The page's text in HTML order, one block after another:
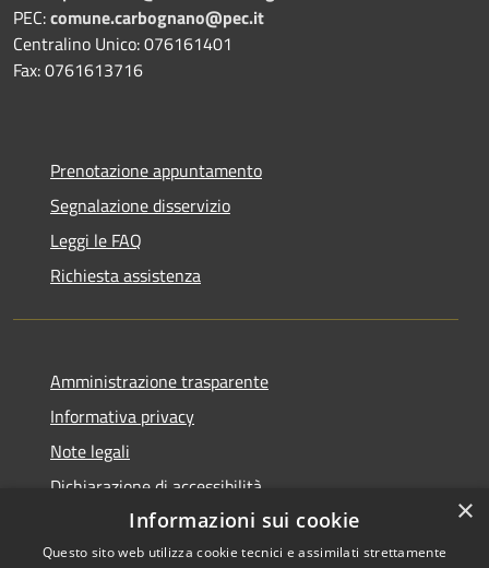
PEC:comune.carbognano@pec.it
Centralino Unico: 076161401
Fax: 0761613716
Prenotazione appuntamento
Segnalazione disservizio
Leggi le FAQ
Richiesta assistenza
Amministrazione trasparente
Informativa privacy
Note legali
Dichiarazione di accessibilità
×
Informazioni sui cookie
Questo sito web utilizza cookie tecnici e assimilati strettamente